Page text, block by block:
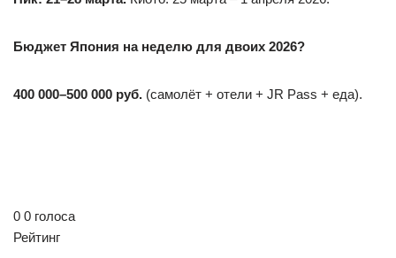
Бюджет Япония на неделю для двоих 2026?
400 000–500 000 руб. (самолёт + отели + JR Pass + еда).
0 0 голоса
Рейтинг